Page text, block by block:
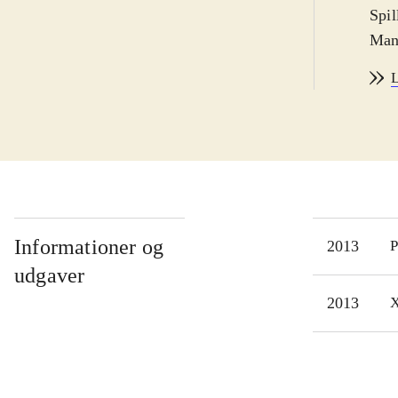
Informationer og
udgaver
2013
2013